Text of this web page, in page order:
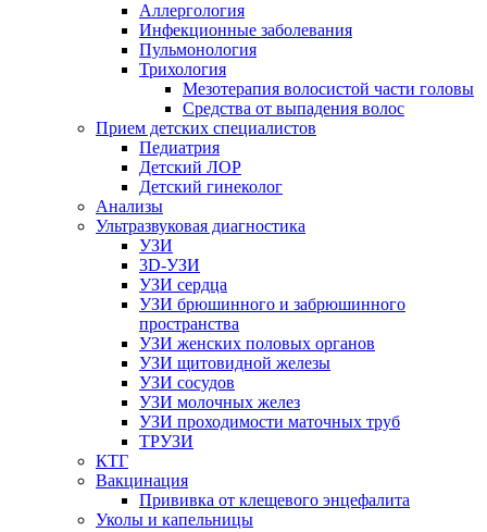
Аллергология
Инфекционные заболевания
Пульмонология
Трихология
Мезотерапия волосистой части головы
Средства от выпадения волос
Прием детских специалистов
Педиатрия
Детский ЛОР
Детский гинеколог
Анализы
Ультразвуковая диагностика
УЗИ
3D-УЗИ
УЗИ сердца
УЗИ брюшинного и забрюшинного
пространства
УЗИ женских половых органов
УЗИ щитовидной железы
УЗИ сосудов
УЗИ молочных желез
УЗИ проходимости маточных труб
ТРУЗИ
КТГ
Вакцинация
Прививка от клещевого энцефалита
Уколы и капельницы